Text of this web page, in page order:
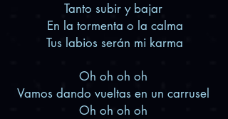
Tanto subir y bajar
En la tormenta o la calma
Tus labios serán mi karma
Oh oh oh oh
Vamos dando vueltas en un carrusel
Oh oh oh oh